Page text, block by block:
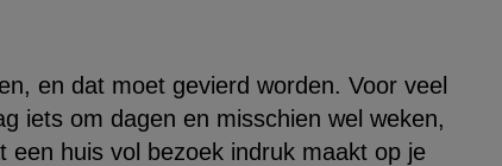
en dat moet gevierd worden. Voor veel
iets om dagen en misschien wel weken,
huis vol bezoek indruk maakt op je